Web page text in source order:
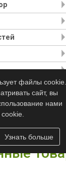
файлы cookie.
сайт, вы
нами
Узнать больше